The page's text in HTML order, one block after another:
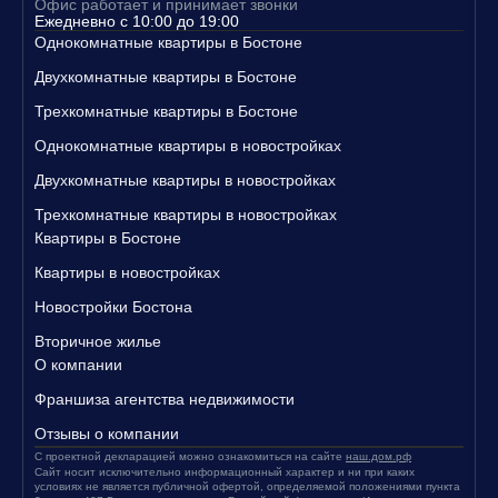
Свяжитесь с нами уже сегодня, чтобы узнать больше о наших п
редложениях и записаться на просмотр квартир!
Офис работает и принимает звонки
Ежедневно с 10:00 до 19:00
Однокомнатные квартиры в Бостоне
Двухкомнатные квартиры в Бостоне
Трехкомнатные квартиры в Бостоне
Однокомнатные квартиры в новостройках
Двухкомнатные квартиры в новостройках
Трехкомнатные квартиры в новостройках
Квартиры в Бостоне
Квартиры в новостройках
Новостройки Бостона
Вторичное жилье
О компании
Франшиза агентства недвижимости
Отзывы о компании
С проектной декларацией можно ознакомиться на сайте наш.дом.рф
Сайт носит исключительно информационный характер и ни при каких
условиях не является публичной офертой, определяемой положениями пункта